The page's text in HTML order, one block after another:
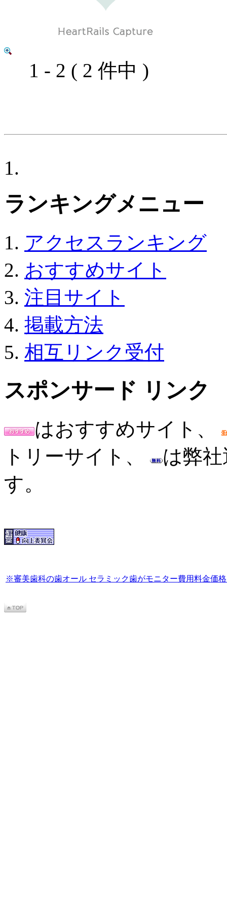
1 - 2 ( 2 件中 )
ランキングメニュー
アクセスランキング
おすすめサイト
注目サイト
掲載方法
相互リンク受付
スポンサード リンク
はおすすめサイト、
トリーサイト、
は弊
す。
※審美歯科の歯オール セラミック歯がモニター費用料金価